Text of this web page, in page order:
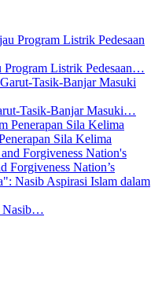
Listrik Pedesaan…
Tasik-Banjar Masuki…
Sila Kelima
Forgiveness Nation’s
Nasib…